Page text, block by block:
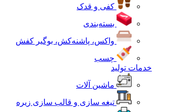
کفی و قدک
بسته‌بندی
واکس، پاشنه‌کش، بوگیر کفش
چسب
خدمات تولید
ماشین آلات
تیغه سازی و قالب سازی زیره